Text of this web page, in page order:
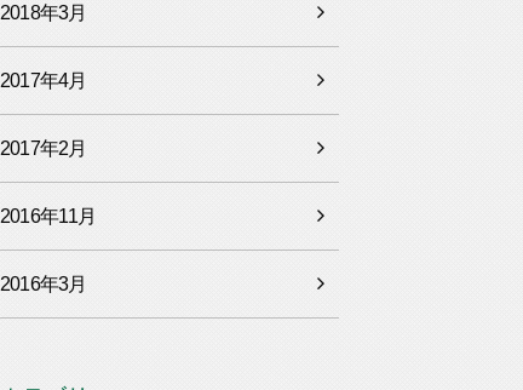
2018年3月
2017年4月
2017年2月
2016年11月
2016年3月